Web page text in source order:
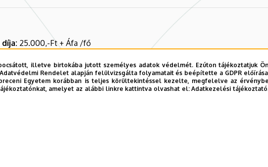
25.000,-Ft + Áfa /fő
díja:
5.750,-Ft + Áfa/fő (jelenleg érvényes díjszabás szerint)
Hortobágy-Debrecen busz utat, a fogatozás díját és ebédet
illetve birtokába jutott személyes adatok védelmét. Ezúton tájékoztatjuk
Rendelet alapján felülvizsgálta folyamatait és beépítette a GDPR
Egyetem korábban is teljes körültekintéssel kezelte, megfelelve az
amelyet az alábbi linkre kattintva olvashat el:Adatkezelési